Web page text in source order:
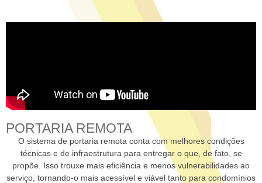
PORTARIA REMOTA
O sistema de portaria remota conta com melhores condições
técnicas e de infraestrutura para entregar o que, de fato, se
propõe. Isso trouxe mais eficiência e menos vulnerabilidades ao
serviço, tornando-o mais acessível e viável tanto para condomínios